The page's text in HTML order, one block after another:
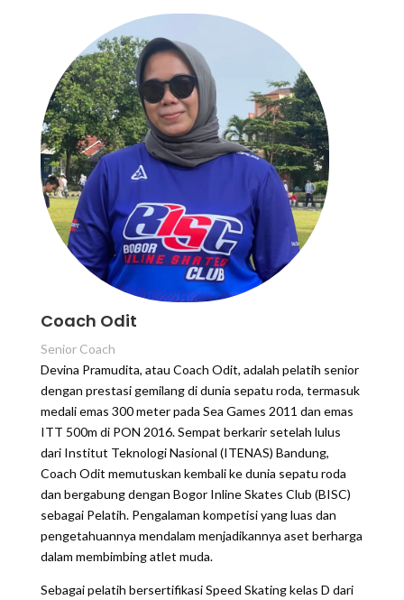
Coach Odit
Senior Coach
Devina Pramudita, atau Coach Odit, adalah pelatih senior
dengan prestasi gemilang di dunia sepatu roda, termasuk
medali emas 300 meter pada Sea Games 2011 dan emas
ITT 500m di PON 2016. Sempat berkarir setelah lulus
dari Institut Teknologi Nasional (ITENAS) Bandung,
Coach Odit memutuskan kembali ke dunia sepatu roda
dan bergabung dengan Bogor Inline Skates Club (BISC)
sebagai Pelatih. Pengalaman kompetisi yang luas dan
pengetahuannya mendalam menjadikannya aset berharga
dalam membimbing atlet muda.
Sebagai pelatih bersertifikasi Speed Skating kelas D dari